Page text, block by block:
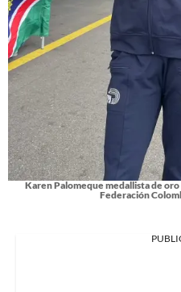
Karen Palomeque medallista de
Federación